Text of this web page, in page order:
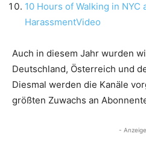
10 Hours of Walking in NYC
HarassmentVideo
Auch in diesem Jahr wurden
Deutschland, Österreich und
Diesmal werden die Kanäle
größten Zuwachs an
-